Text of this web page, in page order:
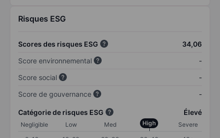
Risques ESG
Scores des risques ESG
34,06
Score environnemental
-
Score social
-
Score de gouvernance
-
Catégorie de risques ESG Élevé
Negligible Low Med High
Severe